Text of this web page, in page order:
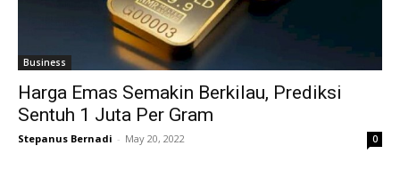
Business
Harga Emas Semakin Berkilau, Prediksi
Sentuh 1 Juta Per Gram
Stepanus Bernadi - May 20, 2022 0